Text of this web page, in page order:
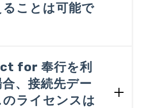
ることは可能で
Adapter for 奉行V ERP
さい。なお、購入に際して
Servistaを購入された
ご相談ください。
for 奉行を利
、接続先デー
ライセンスは